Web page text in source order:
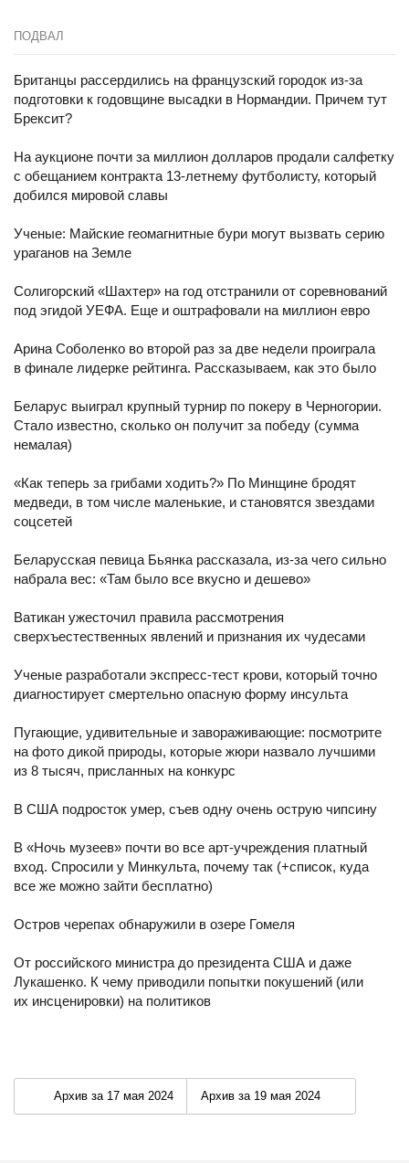
ПОДВАЛ
Британцы рассердились на французский городок из-за
подготовки к годовщине высадки в Нормандии. Причем тут
Брексит?
На аукционе почти за миллион долларов продали салфетку
с обещанием контракта 13-летнему футболисту, который
добился мировой славы
Ученые: Майские геомагнитные бури могут вызвать серию
ураганов на Земле
Солигорский «Шахтер» на год отстранили от соревнований
под эгидой УЕФА. Еще и оштрафовали на миллион евро
Арина Соболенко во второй раз за две недели проиграла
в финале лидерке рейтинга. Рассказываем, как это было
Беларус выиграл крупный турнир по покеру в Черногории.
Стало известно, сколько он получит за победу (сумма
немалая)
«Как теперь за грибами ходить?» По Минщине бродят
медведи, в том числе маленькие, и становятся звездами
соцсетей
Беларусская певица Бьянка рассказала, из-за чего сильно
набрала вес: «Там было все вкусно и дешево»
Ватикан ужесточил правила рассмотрения
сверхъестественных явлений и признания их чудесами
Ученые разработали экспресс-тест крови, который точно
диагностирует смертельно опасную форму инсульта
Пугающие, удивительные и завораживающие: посмотрите
на фото дикой природы, которые жюри назвало лучшими
из 8 тысяч, присланных на конкурс
В США подросток умер, съев одну очень острую чипсину
В «Ночь музеев» почти во все арт-учреждения платный
вход. Спросили у Минкульта, почему так (+список, куда
все же можно зайти бесплатно)
Остров черепах обнаружили в озере Гомеля
От российского министра до президента США и даже
Лукашенко. К чему приводили попытки покушений (или
их инсценировки) на политиков
Архив за 17 мая 2024 Архив за 19 мая 2024